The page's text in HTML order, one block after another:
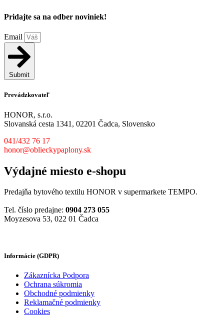
Pridajte sa na odber noviniek!
Email
Submit
Prevádzkovateľ
HONOR, s.r.o.
Slovanská cesta 1341, 02201 Čadca, Slovensko
041/432 76 17
honor@oblieckypaplony.sk
Výdajné miesto e-shopu
Predajňa bytového textilu HONOR v supermarkete TEMPO.
Tel. číslo predajne: 0904 273 055
Moyzesova 53, 022 01 Čadca
Informácie (GDPR)
Zákaznícka Podpora
Ochrana súkromia
Obchodné podmienky
Reklamačné podmienky
Cookies